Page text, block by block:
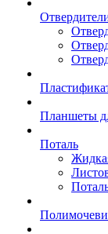
Планшеты
Поталь